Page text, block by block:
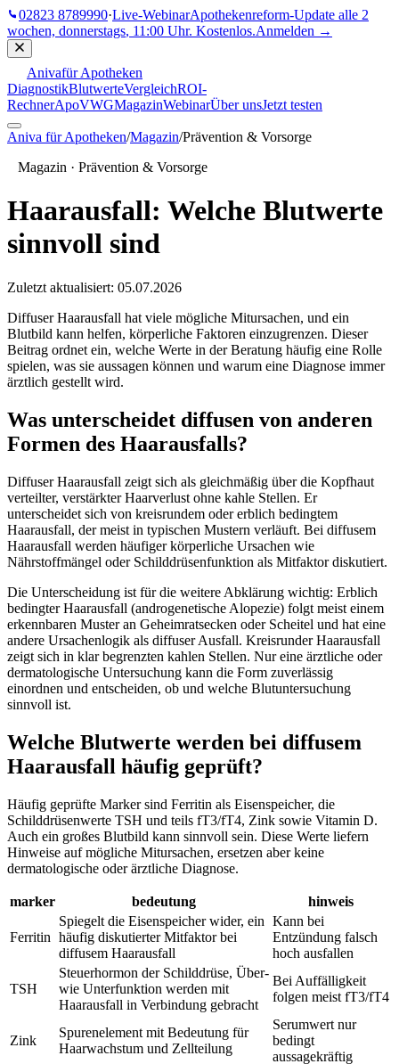
02823 8789990·Live-WebinarApothekenreform-Update alle 2
wochen, donnerstags, 11:00 Uhr. Kostenlos.Anmelden →
Anivafür Apotheken
DiagnostikBlutwerteVergleichROI-
RechnerApoVWGMagazinWebinarÜber unsJetzt testen
Aniva für Apotheken/Magazin/Prävention & Vorsorge
Magazin · Prävention & Vorsorge
Haarausfall: Welche Blutwerte
sinnvoll sind
Zuletzt aktualisiert: 05.07.2026
Diffuser Haarausfall hat viele mögliche Mitursachen, und ein
Blutbild kann helfen, körperliche Faktoren einzugrenzen. Dieser
Beitrag ordnet ein, welche Werte in der Beratung häufig eine Rolle
spielen, was sie aussagen können und warum eine Diagnose immer
ärztlich gestellt wird.
Was unterscheidet diffusen von anderen
Formen des Haarausfalls?
Diffuser Haarausfall zeigt sich als gleichmäßig über die Kopfhaut
verteilter, verstärkter Haarverlust ohne kahle Stellen. Er
unterscheidet sich von kreisrundem oder erblich bedingtem
Haarausfall, der meist in typischen Mustern verläuft. Bei diffusem
Haarausfall werden häufiger körperliche Ursachen wie
Nährstoffmängel oder Schilddrüsenfunktion als Mitfaktor diskutiert.
Die Unterscheidung ist für die weitere Abklärung wichtig: Erblich
bedingter Haarausfall (androgenetische Alopezie) folgt meist einem
erkennbaren Muster an Geheimratsecken oder Scheitel und hat eine
andere Ursachenlogik als diffuser Ausfall. Kreisrunder Haarausfall
zeigt sich in klar begrenzten kahlen Stellen. Nur eine ärztliche oder
dermatologische Untersuchung kann die Form zuverlässig
einordnen und entscheiden, ob und welche Blutuntersuchung
sinnvoll ist.
Welche Blutwerte werden bei diffusem
Haarausfall häufig geprüft?
Häufig geprüfte Marker sind Ferritin als Eisenspeicher, die
Schilddrüsenwerte TSH und teils fT3/fT4, Zink sowie Vitamin D.
Auch ein großes Blutbild kann sinnvoll sein. Diese Werte liefern
Hinweise auf mögliche Mitursachen, ersetzen aber keine
dermatologische oder ärztliche Diagnose.
marker bedeutung hinweis
Ferritin
Spiegelt die Eisenspeicher wider, ein
häufig diskutierter Mitfaktor bei
diffusem Haarausfall
Kann bei
Entzündung falsch
hoch ausfallen
TSH
Steuerhormon der Schilddrüse, Über-
wie Unterfunktion werden mit
Haarausfall in Verbindung gebracht
Bei Auffälligkeit
folgen meist fT3/fT4
Zink
Spurenelement mit Bedeutung für
Haarwachstum und Zellteilung
Serumwert nur
bedingt
aussagekräftig